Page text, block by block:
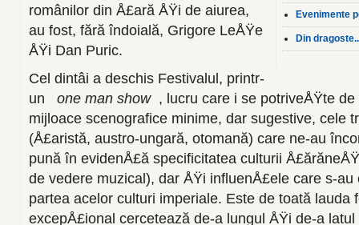
Evenimente
Din
românilor din Å£ară ÅŸi de aiurea,
au fost, fără îndoială, Grigore LeÅŸe
ÅŸi Dan Puric.
Cel dintâi a deschis Festivalul, printr-
un
one man show , lucru care i se potriveÅŸte
mijloace scenografice minime, dar sugestive, cele
(Å£aristă, austro-ungară, otomană) care ne-au
pună în evidenÅ£ă specificitatea culturii
de vedere muzical), dar ÅŸi influenÅ£ele care s-
partea acelor culturi imperiale. Este de toată lauda
excepÅ£ional cercetează de-a lungul ÅŸi de-a